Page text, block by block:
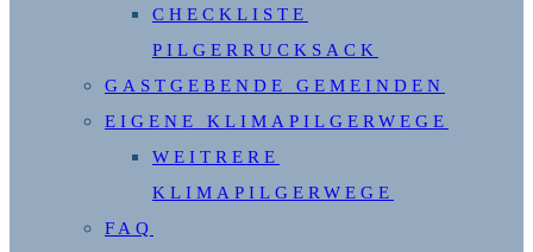
CHECKLISTE
PILGERRUCKSACK
GASTGEBENDE GEMEINDEN
EIGENE KLIMAPILGERWEGE
WEITRERE
KLIMAPILGERWEGE
FAQ